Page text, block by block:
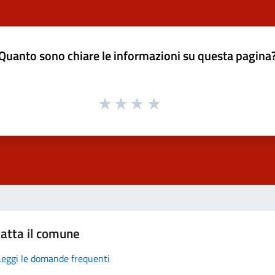
sono chiare le informazioni su questa
il comune
le domande frequenti